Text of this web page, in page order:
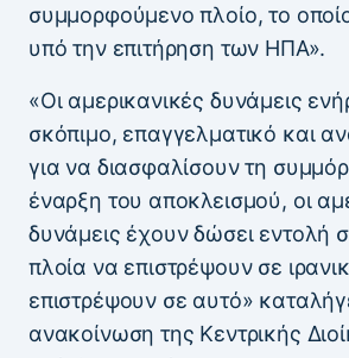
συμμορφούμενο πλοίο, το
υπό την επιτήρηση των ΗΠΑ».
«Οι αμερικανικές δυνάμεις
σκόπιμο, επαγγελματικό και
για να διασφαλίσουν τη
έναρξη του αποκλεισμού, οι
δυνάμεις έχουν δώσει εντολή
πλοία να επιστρέψουν σε
επιστρέψουν σε αυτό»
ανακοίνωση της Κεντρικής